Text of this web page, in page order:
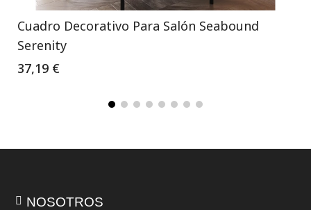
Cuadro Decorativo Para Salón Seabound
Serenity
37,19 €
NOSOTROS